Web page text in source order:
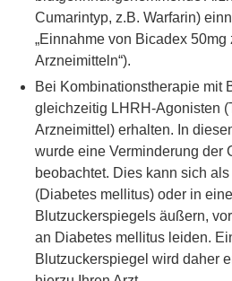
Cumarintyp, z.B. Warfarin)
„Einnahme von Bicadex
Arzneimitteln“).
Bei Kombinationstherapie mit
gleichzeitig LHRH-Agonisten
Arzneimittel) erhalten. In
wurde eine Verminderung der
beobachtet. Dies kann sich
(Diabetes mellitus) oder in
Blutzuckerspiegels äußern,
an Diabetes mellitus leiden.
Blutzuckerspiegel wird daher